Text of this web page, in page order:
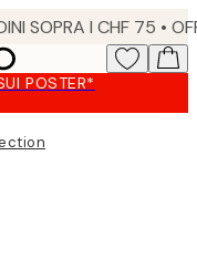
POSTER*